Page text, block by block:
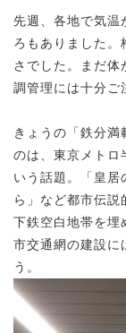
先週、各地で気温
ろもありました。
さでした。まだ体
調管理には十分ご
きょうの「鉄分満
のは、東京メトロ
いう話題。「皇居
ら」など都市伝
下鉄空白地帯を埋
市交通網の建設に
う。